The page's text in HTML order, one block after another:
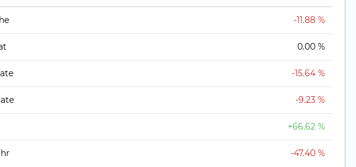
-11.88 %
0.00 %
-15.64 %
-9.23 %
+66.62 %
-47.40 %